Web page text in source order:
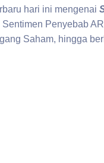
hari ini mengenai
Penyebab
Saham, hingga